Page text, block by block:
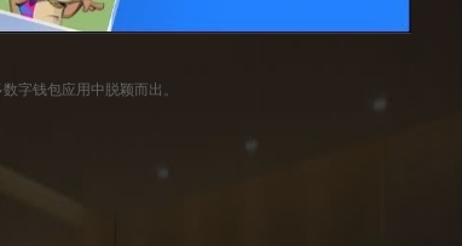
字钱包应用中脱颖而出。